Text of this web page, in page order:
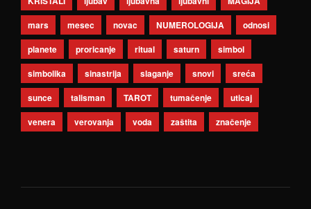
mars
mesec novac NUMEROLOGIJA
odnosi
planete
proricanje ritual saturn
simbol
simbolika
sinastrija slaganje snovi
sreća
sunce
talisman TAROT tumačenje
uticaj
venera
verovanja voda zaštita značenje